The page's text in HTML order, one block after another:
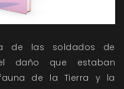
de las soldados de
daño que estaban
de la Tierra y la